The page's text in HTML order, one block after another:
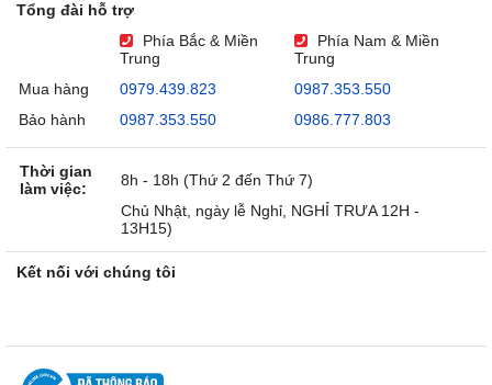
Tổng đài hỗ trợ
Phía Bắc & Miền
Trung
Phía Nam & Miền
Trung
Mua hàng
0979.439.823
0987.353.550
Bảo hành
0987.353.550 0986.777.803
Thời gian
làm việc:
8h - 18h (Thứ 2 đến Thứ 7)
Chủ Nhật, ngày lễ Nghỉ, NGHỈ TRƯA 12H -
13H15)
Kết nối với chúng tôi